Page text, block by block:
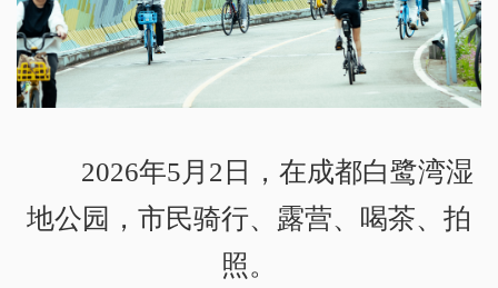
2026年5月2日，在成都白鹭湾湿
地公园，市民骑行、露营、喝茶、拍
照。